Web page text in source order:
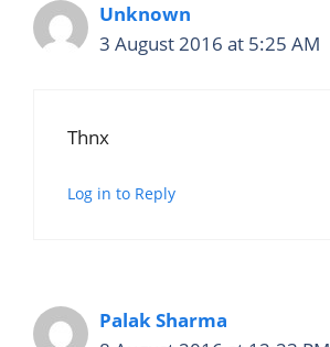
Unknown
3 August 2016 at 5:25 AM
Thnx
Log in to Reply
Palak Sharma